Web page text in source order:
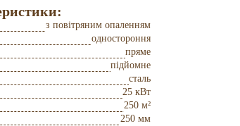
з повітряним опаленням
одностороння
пряме
підйомне
сталь
25 кВт
250 м²
250 мм